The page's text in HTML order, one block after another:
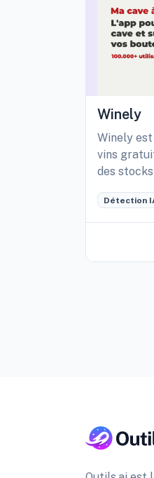
Winely
Winely
vins
des
Détection